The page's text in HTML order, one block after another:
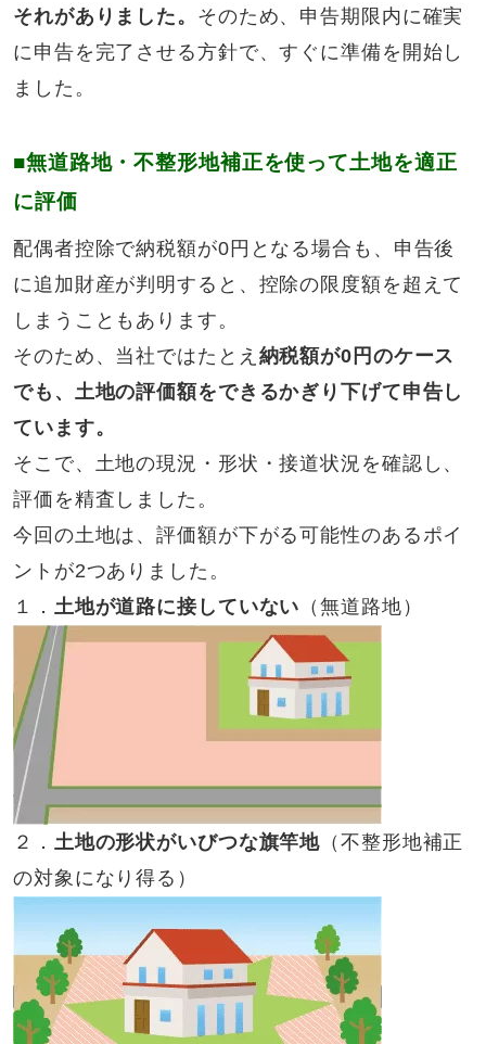
それがありました。 そのため、申告期限内に確実
に申告を完了させる方針で、すぐに準備を開始し
ました。
■無道路地・不整形地補正を使って土地を適正
に評価
配偶者控除で納税額が0円となる場合も、申告後
に追加財産が判明すると、控除の限度額を超えて
しまうこともあります。
そのため、当社ではたとえ 納税額が0円のケース
でも、土地の評価額をできるかぎり下げて申告し
ています。
そこで、土地の現況・形状・接道状況を確認し、
評価を精査しました。
今回の土地は、評価額が下がる可能性のあるポイ
ントが2つありました。
１． 土地が道路に接していない （無道路地）
２． 土地の形状がいびつな旗竿地 （不整形地補正
の対象になり得る）